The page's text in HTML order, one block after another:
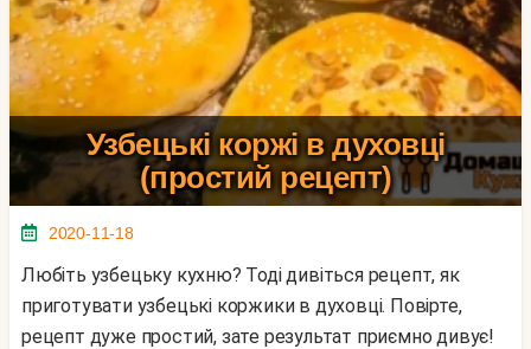
Узбецькі коржі в духовці
(простий рецепт)
2020-11-18
Любіть узбецьку кухню? Тоді дивіться рецепт, як
приготувати узбецькі коржики в духовці. Повірте,
рецепт дуже простий, зате результат приємно дивує!